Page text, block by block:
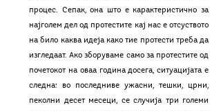
процес. Сепак, она што е карактеристично за
најголем дел од протестите кај нас е отсуството
на било каква идеја како тие протести треба да
изгледаат. Ако зборуваме само за протестите од
почетокот на оваа година досега, ситуацијата е
следна: во последниве ужасни, тешки, црни,
пеколни десет месеци, се случија три големи